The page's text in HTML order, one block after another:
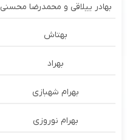
بهادر ییلاقی و محمدرضا محسنی
بهتاش
بهراد
بهرام شهبازی
بهرام نوروزی